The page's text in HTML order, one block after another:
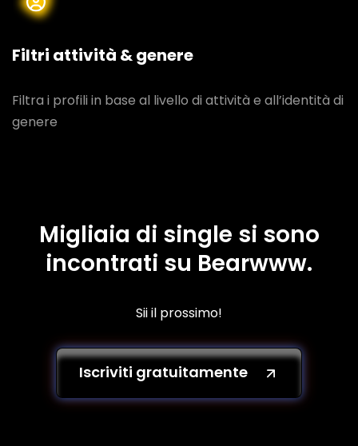
Filtri attività & genere
Filtra i profili in base al livello di attività e all’identità di
genere
Migliaia di single si sono
incontrati su Bearwww.
Sii il prossimo!
Iscriviti gratuitamente